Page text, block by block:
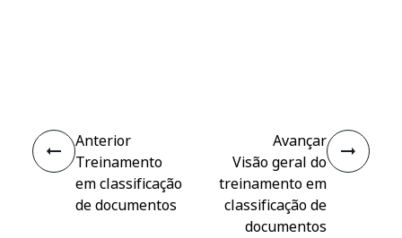
Anterior
Treinamento
em classificação
de documentos
Avançar
Visão geral do
treinamento em
classificação de
documentos